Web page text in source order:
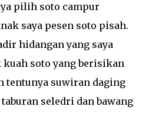
pilih soto campur
saya pesen soto pisah.
hidangan yang saya
kuah soto yang berisikan
tentunya suwiran daging
seledri dan bawang